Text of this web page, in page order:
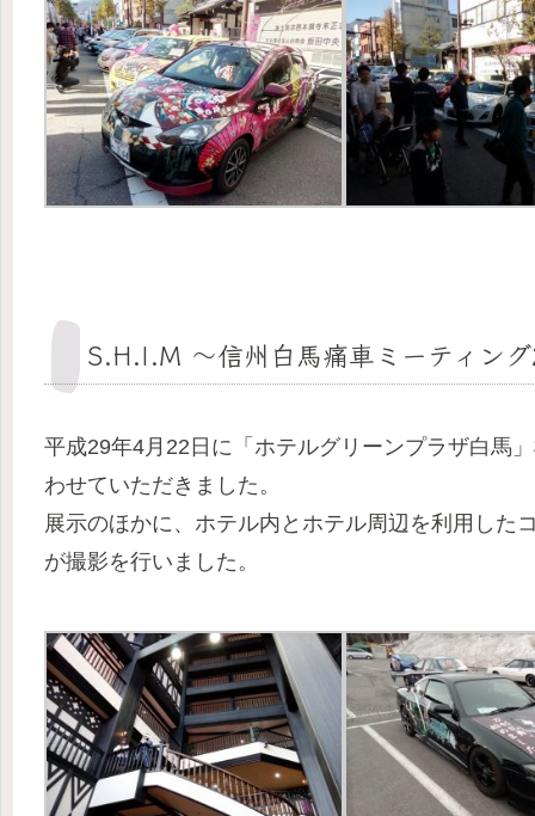
S.H.I.M ～信州白馬痛車ミーティン
平成29年4月22日に「ホテルグリーンプラザ白馬
わせていただきました。
展示のほかに、ホテル内とホテル周辺を利用した
が撮影を行いました。